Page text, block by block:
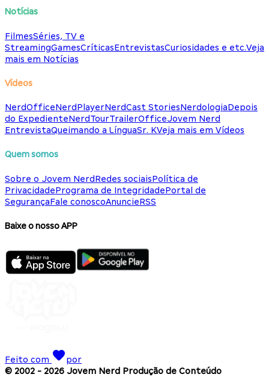
Notícias
FilmesSéries, TV e
StreamingGamesCríticasEntrevistasCuriosidades e etc.Veja
mais em Notícias
Vídeos
NerdOfficeNerdPlayerNerdCast StoriesNerdologiaDepois
do ExpedienteNerdTourTrailerOfficeJovem Nerd
EntrevistaQueimando a LínguaSr. KVeja mais em Vídeos
Quem somos
Sobre o Jovem NerdRedes sociaisPolítica de
PrivacidadePrograma de IntegridadePortal de
SegurançaFale conoscoAnuncieRSS
Baixe o nosso APP
Feito com
por
© 2002 - 2026 Jovem Nerd Produção de Conteúdo